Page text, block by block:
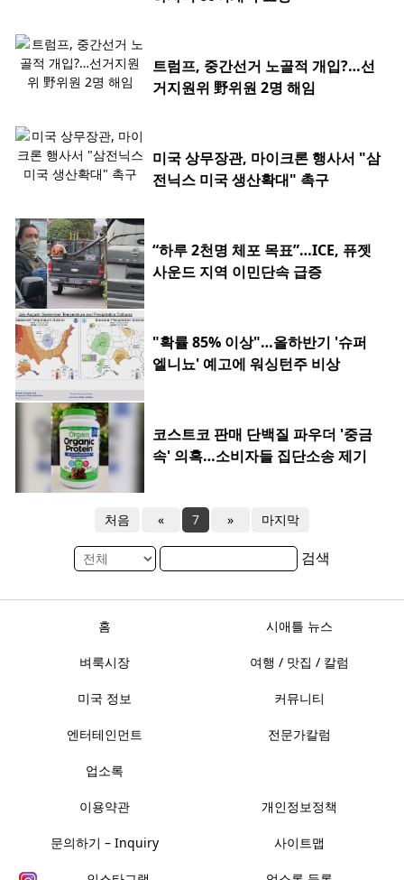
트럼프, 중간선거 노골적 개입?…선
거지원위 野위원 2명 해임
미국 상무장관, 마이크론 행사서 "삼
전닉스 미국 생산확대" 촉구
“하루 2천명 체포 목표”…ICE, 퓨젯
사운드 지역 이민단속 급증
"확률 85% 이상"…올하반기 '슈퍼
엘니뇨' 예고에 워싱턴주 비상
코스트코 판매 단백질 파우더 '중금
속' 의혹…소비자들 집단소송 제기
처음 « 7 » 마지막
검색
홈 시애틀 뉴스
벼룩시장 여행 / 맛집 / 칼럼
미국 정보 커뮤니티
엔터테인먼트 전문가칼럼
업소록
이용약관 개인정보정책
문의하기 – Inquiry 사이트맵